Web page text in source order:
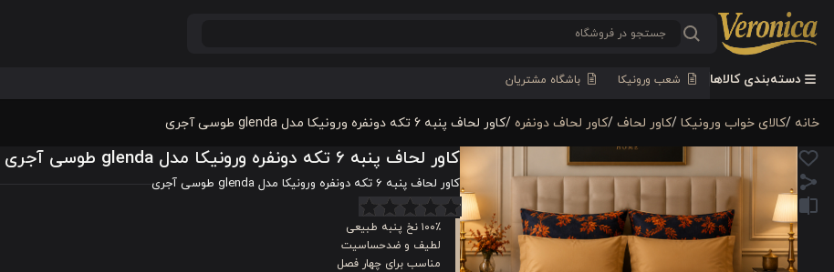
دسته‌بندی کالاها شعب ورونیکا باشگاه مشتریان
خانه /کالای خواب ورونیکا /کاور لحاف /کاور لحاف دونفره /کاور لحاف پنبه 6 تکه دونفره ورونیکا مدل glenda طوسی آجری
کاور لحاف پنبه 6 تکه دونفره ورونیکا مدل glenda طوسی آجری
کاور لحاف پنبه 6 تکه دونفره ورونیکا مدل glenda طوسی آجری
۱۰۰٪ نخ پنبه طبیعی
لطیف و ضدحساسیت
مناسب برای چهار فصل